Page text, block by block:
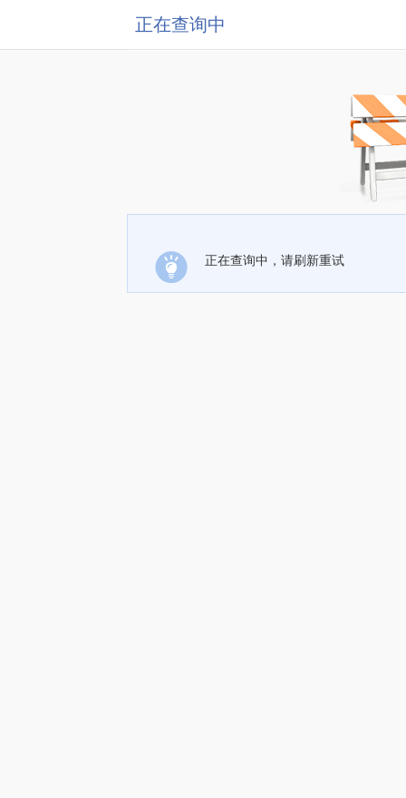
正在查询中
正在查询中，请刷新重试